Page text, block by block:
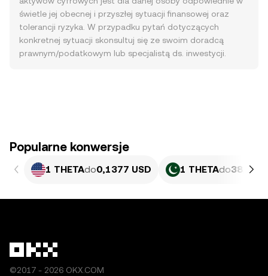
świetle jej obecnej i przyszłej sytuacji finansowej oraz
tolerancji ryzyka. W przypadku pytań dotyczących
konkretnej sytuacji skonsultuj się ze swoim doradcą
prawnym/podatkowym lub specjalistą ds. inwestycji.
Popularne konwersje
1 THETAdo0,1377 USD 1 THETAdo38,24
©2017 - 2026 OKX.COM